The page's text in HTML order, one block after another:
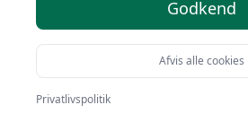
udvalgt 1 top-produkter, så du er
værdi.
Hvad enten du leder efter
specifik model eller en afretter
Godkend
Afvis alle cookies
Privatlivspolitik